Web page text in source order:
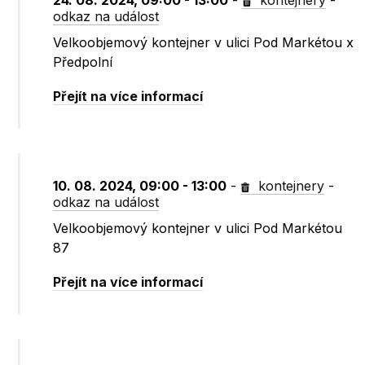
odkaz na událost
Velkoobjemový kontejner v ulici Pod Markétou x
Předpolní
Přejít na více informací
10. 08. 2024, 09:00 - 13:00 - kontejnery -
odkaz na událost
Velkoobjemový kontejner v ulici Pod Markétou
87
Přejít na více informací